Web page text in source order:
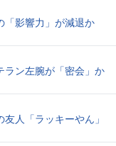
「影響力」が減退か
ラン左腕が「密会」か
人「ラッキーやん」